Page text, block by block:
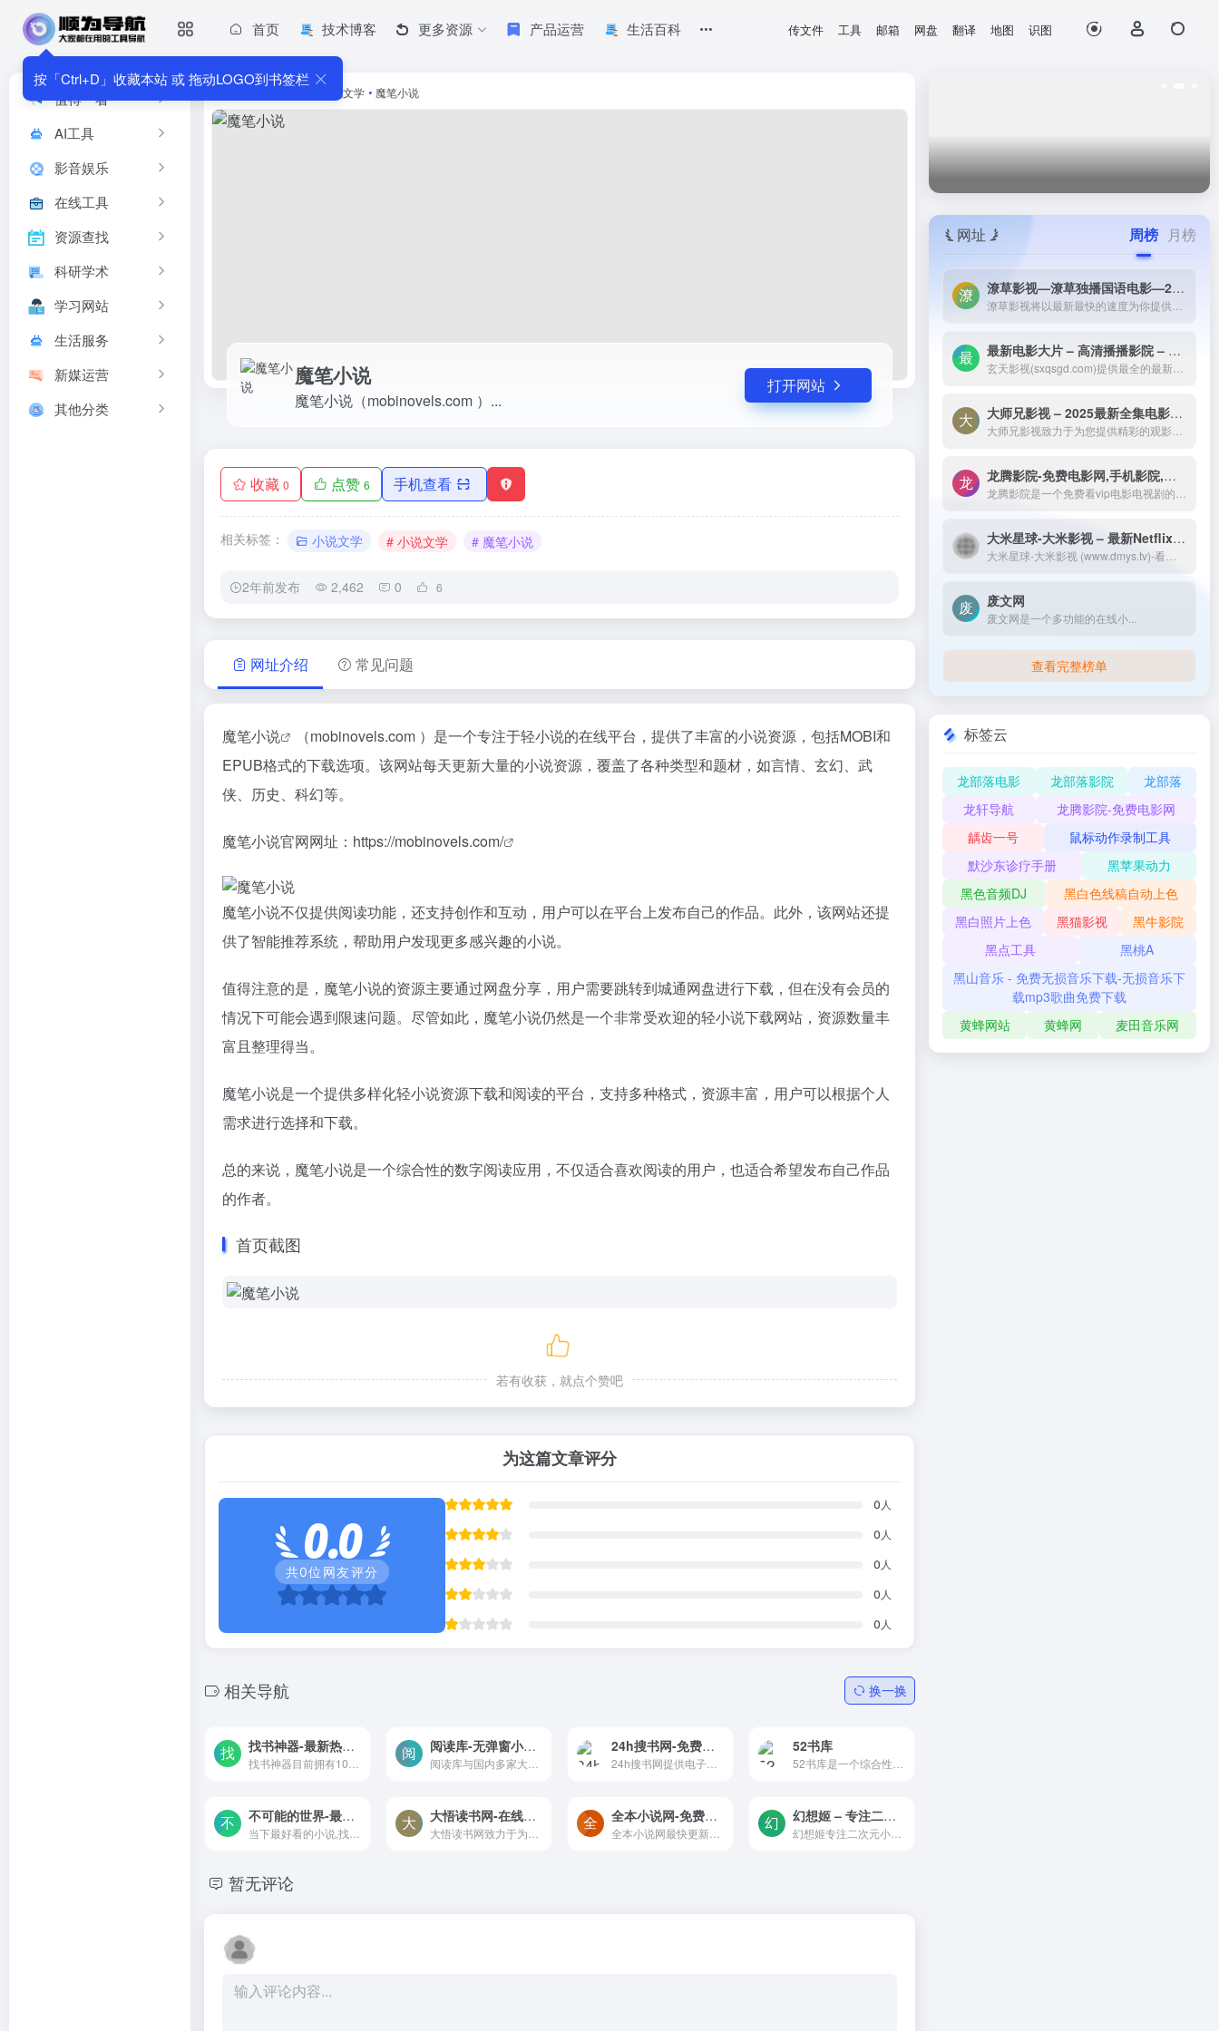
按「Ctrl+D」收藏本站 或 拖动LOGO到书签栏
首页 技术博客 更多资源 产品运营 生活百科 传文件 工具 邮箱 网盘 翻译 地图 识图
值得一看
AI工具
影音娱乐
在线工具
资源查找
科研学术
学习网站
生活服务
新媒运营
其他分类
小说文学 • 魔笔小说
魔笔小说
魔笔小说（mobinovels.com ）...
打开网站
收藏 0 点赞 6 手机查看
相关标签： 小说文学 # 小说文学 # 魔笔小说
2年前发布 2,462 0 6
魔笔小说
魔笔小说（mobinovels.com ）...
网址介绍 常见问题
魔笔小说
（mobinovels.com ）是一个专注于轻小说的在线平台，提供了丰富的小说资源，包括MOBI和
EPUB格式的下载选项。该网站每天更新大量的小说资源，覆盖了各种类型和题材，如言情、玄幻、武
侠、历史、科幻等。
魔笔小说官网网址： https://mobinovels.com/
魔笔小说不仅提供阅读功能，还支持创作和互动，用户可以在平台上发布自己的作品。此外，该网站还提
供了智能推荐系统，帮助用户发现更多感兴趣的小说。
值得注意的是，魔笔小说的资源主要通过网盘分享，用户需要跳转到城通网盘进行下载，但在没有会员的
情况下可能会遇到限速问题。尽管如此，魔笔小说仍然是一个非常受欢迎的轻小说下载网站，资源数量丰
富且整理得当。
魔笔小说是一个提供多样化轻小说资源下载和阅读的平台，支持多种格式，资源丰富，用户可以根据个人
需求进行选择和下载。
总的来说，魔笔小说是一个综合性的数字阅读应用，不仅适合喜欢阅读的用户，也适合希望发布自己作品
的作者。
首页截图
若有收获，就点个赞吧
为这篇文章评分
0.0
共0位网友评分
0 人
0 人
0 人
0 人
0 人
相关导航 换一换
找书神器-最新热门txt小说免费全本完结在线阅读 阅读库-无弹窗小说全文免费阅读 24h搜书网-免费电子书下载 52书库
不可能的世界-最好看的免费小说,如青春小说,幻想小说,竞技小说,不正常小说 大悟读书网-在线无弹窗的精校高质量小说,散文,传记等免费阅读 全本小说网-免费全本小说无弹窗阅读,最新热门小说在线看 幻想姬 – 专注二次元小说免费阅读
暂无评论
网址 周榜 月榜
潦草影视—潦草独播国语电影—2023最新国语大片—免费国语潦草电影网-潦草影视将以最新最快的速度为你提供：最新电影电视剧的介绍和高速观看地址，好看的电影电视剧在线观看尽在潦草影视，为了更好的服务您，我们正在努力做最好的电影电视剧网站！
最新电影大片 – 高清播播影院 – 最新好看的电视剧免费在线观看 _ 玄天影视-玄天影视(sxqsgd.com)提供最全的最新电影大片，最热电视剧，韩国电视剧、香港TVB电视剧、韩剧、日剧、美剧、综艺、动漫的在线观看，无需下载任何播放器即可在线免费观看，每天第一时间更新，欢迎影迷到玄天
大师兄影视 – 2025最新全集电影电视剧_高清短剧视频免费在线观看-大师兄影视致力于为您提供精彩的观影选择，包括热门电影、电视剧、短剧、最新综艺节目和经典动漫。我们实时更新影片，确保您能享受最新、最全面的在线电影免费观看，更多高清资源尽在大师兄影院网。
龙腾影院-免费电影网,手机影院,高清影视大全-龙腾影院是一个免费看vip电影电视剧的网站，拥有海量、优质、高清电影和好看的电视剧，搞笑综艺及新番动漫，无须会员即可无广告观看全网影视作品，看电影来龙腾影院准没错。
大米星球-大米影视 – 最新Netflix新剧
废文网
废文网是一个多功能的在线小...
查看完整榜单
标签云
龙部落电影 龙部落影院
龙部落
龙轩导航
龙腾影院-免费电影网
龋齿一号
鼠标动作录制工具
默沙东诊疗手册
黑苹果动力
黑色音频DJ
黑白色线稿自动上色
黑白照片上色
黑猫影视
黑牛影院
黑点工具
黑桃A
黑山音乐 - 免费无损音乐下载-无损音乐下
载mp3歌曲免费下载
黄蜂网站
黄蜂网 麦田音乐网